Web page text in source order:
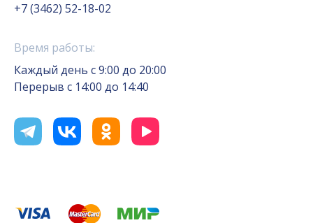
+7 (3462) 52-18-02
Время работы:
Каждый день с 9:00 до 20:00
Перерыв с 14:00 до 14:40